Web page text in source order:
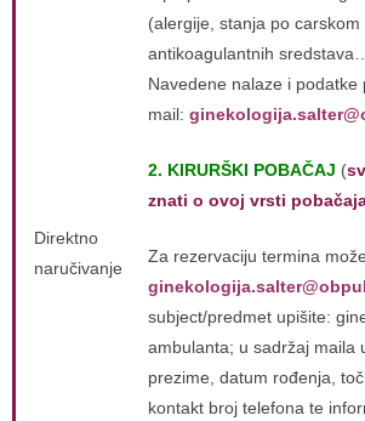
Direktno
naručivanje
(alergije, stanja po
antikoagulantnih
Navedene nalaze i podatke
mail:
2. KIRURŠKI POBAČAJ (
znati o ovoj vrsti
Za rezervaciju termina
subject/predmet upišite:
ambulanta; u sadržaj maila
prezime, datum rođenja,
kontakt broj telefona te